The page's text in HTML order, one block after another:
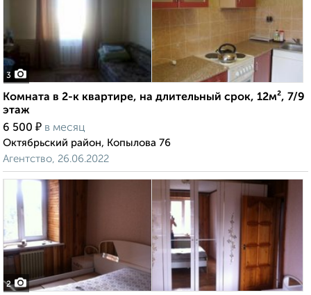
3
Комната в 2-к квартире, на длительный срок, 12м², 7/9
этаж
6 500 ₽ в месяц
Октябрьский район, Копылова 76
Агентство, 26.06.2022
2